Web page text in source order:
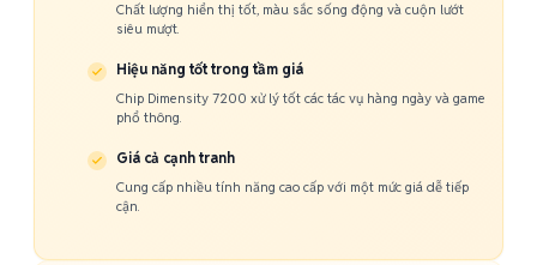
Chất lượng hiển thị tốt, màu sắc sống động và cuộn lướt
siêu mượt.
Hiệu năng tốt trong tầm giá
Chip Dimensity 7200 xử lý tốt các tác vụ hàng ngày và game
phổ thông.
Giá cả cạnh tranh
Cung cấp nhiều tính năng cao cấp với một mức giá dễ tiếp
cận.